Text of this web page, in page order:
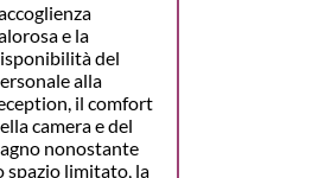
e la
del
alla
il comfort
camera e del
nonostante
spazio limitato, la